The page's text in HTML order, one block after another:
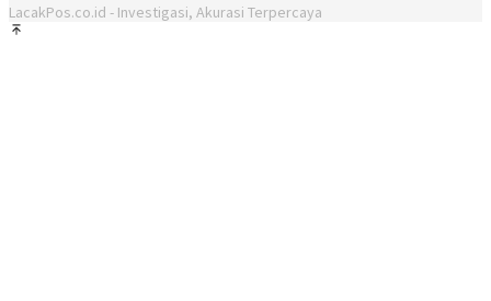
LacakPos.co.id - Investigasi, Akurasi Terpercaya